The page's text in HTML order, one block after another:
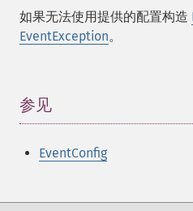
如果无法使用提供的配置构造
EventException。
参见
EventConfig